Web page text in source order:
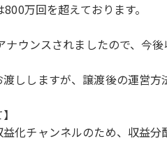
万回を超えております。
ウンスされましたので、今
ししますが、譲渡後の運営
化チャンネルのため、収益